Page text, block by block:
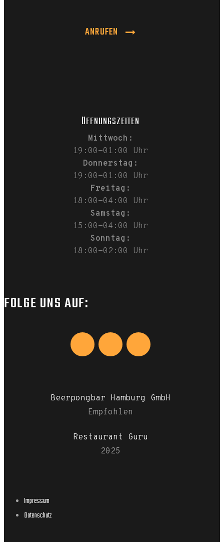
ANRUFEN
ÖFFNUNGSZEITEN
Mittwoch:
19:00-01:00 Uhr
Donnerstag:
19:00-01:00 Uhr
Freitag:
18:00-04:00 Uhr
Samstag:
15:00-04:00 Uhr
Sonntag:
18:00-02:00 Uhr
FOLGE UNS AUF:
Beerpongbar Hamburg GmbH
Empfohlen
Restaurant Guru
2025
Impressum
Datenschutz